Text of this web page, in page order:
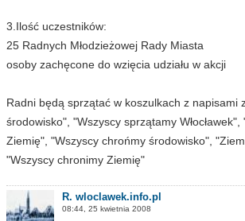
3.Ilość uczestników:
25 Radnych Młodzieżowej Rady Miasta
osoby zachęcone do wzięcia udziału w akcji
Radni będą sprzątać w koszulkach z napisami
środowisko", "Wszyscy sprzątamy
Ziemię", "Wszyscy chrońmy środowisko",
"Wszyscy chronimy Ziemię"
R. wloclawek.info.pl
08:44, 25 kwietnia 2008